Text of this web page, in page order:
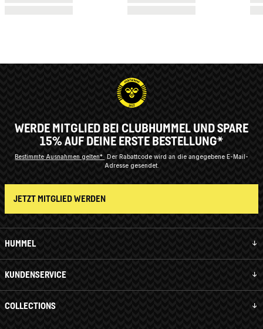
HUMMEL
KUNDENSERVICE
COLLECTIONS
WERDE MITGLIED BEI CLUBHUMMEL UND SPARE
15% AUF DEINE ERSTE BESTELLUNG*
Bestimmte Ausnahmen gelten*
Der Rabattcode wird an die angegebene E-Mail-
Adresse gesendet.
JETZT MITGLIED WERDEN